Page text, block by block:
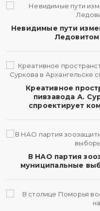
Невидимые пути
Креативное
пивзавода А.
спроектирует
В НАО партия
муниципальные